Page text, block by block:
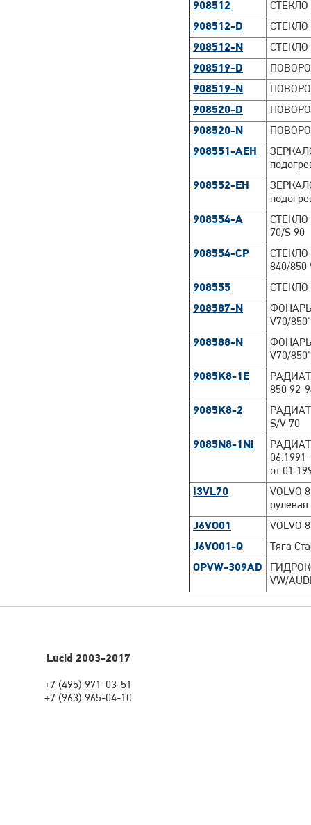
908512
СТЕКЛО
908512-D
СТЕКЛО
908512-N
СТЕКЛО
908519-D
908519-N
908520-D
908520-N
908551-AEH
908552-EH
908554-A
СТЕКЛО
70/S 90
908554-CP
СТЕКЛО
840/850
908555
СТЕКЛО
908587-N
V70/
908588-N
V70/
9085K8-1E
850 92-
9085K8-2
S/V 70
9085N8-1Ni
от
I3VL70
VOLVO
рулевая
J6VO01
VOLVO
J6VO01-Q
Тяга
OPVW-309AD
VW/
Lucid 2003-2017
+7 (495) 971-03-51
+7 (963) 965-04-10